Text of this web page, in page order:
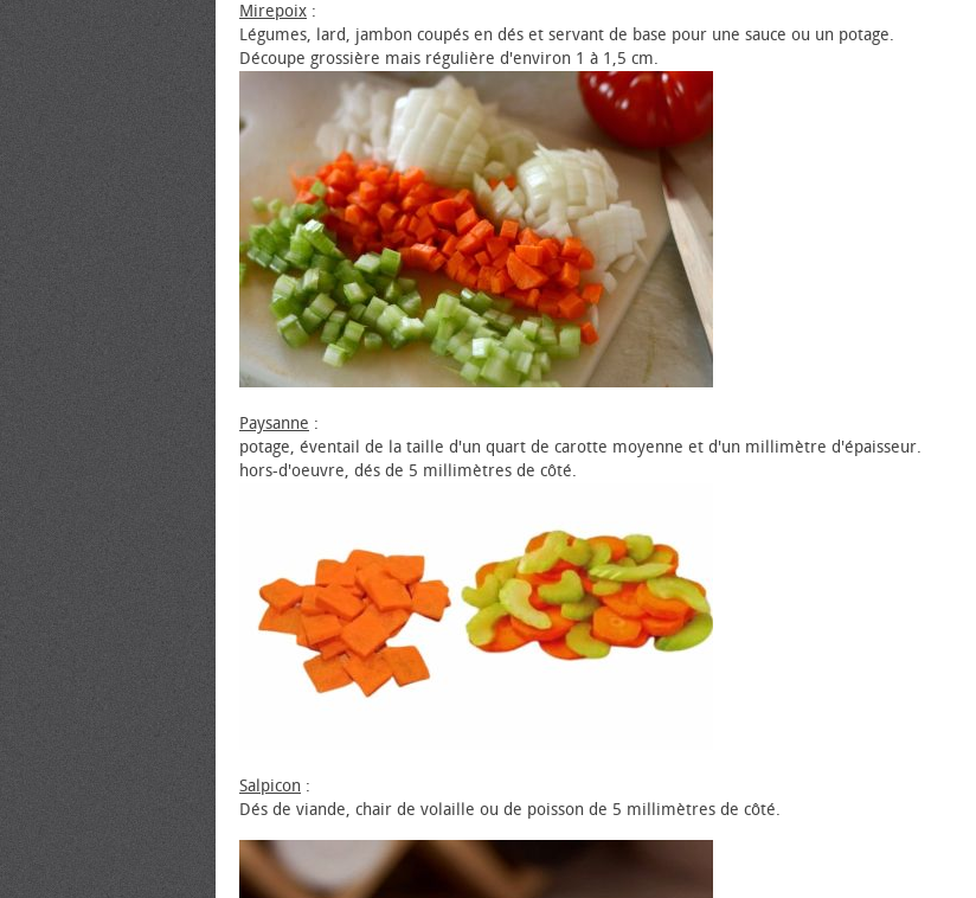
Mirepoix :
Légumes, lard, jambon coupés en dés et servant de base pour une sauce ou un potage.
Découpe grossière mais régulière d'environ 1 à 1,5 cm.
Paysanne :
potage, éventail de la taille d'un quart de carotte moyenne et d'un millimètre d'épaisseur.
hors-d'œuvre, dés de 5 millimètres de côté.
Salpicon :
Dés de viande, chair de volaille ou de poisson de 5 millimètres de côté.